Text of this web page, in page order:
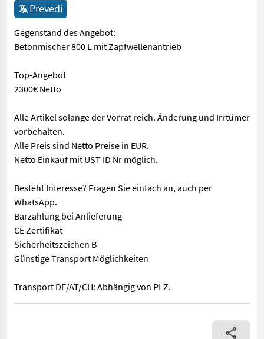
Prevedi
Gegenstand des Angebot:
Betonmischer 800 L mit Zapfwellenantrieb
Top-Angebot
2300€ Netto
Alle Artikel solange der Vorrat reich. Änderung und Irrtümer
vorbehalten.
Alle Preis sind Netto Preise in EUR.
Netto Einkauf mit UST ID Nr möglich.
Besteht Interesse? Fragen Sie einfach an, auch per
WhatsApp.
Barzahlung bei Anlieferung
CE Zertifikat
Sicherheitszeichen B
Günstige Transport Möglichkeiten
Transport DE/AT/CH: Abhängig von PLZ.
Gegenstand des Angebot: Betonmischer 800 L mit